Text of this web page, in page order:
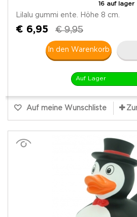
16 auf lager
Lilalu gummi ente. Höhe 8 cm.
€ 6,95 € 9,95
In den Warenkorb
Auf Lager
Auf meine Wunschliste